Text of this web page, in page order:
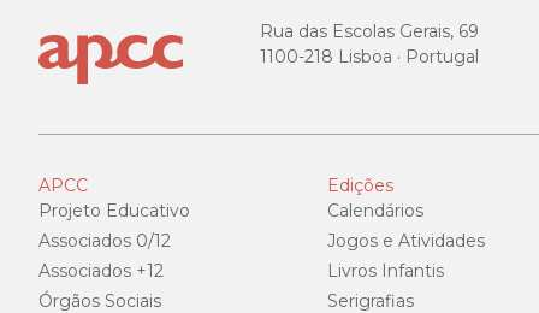
Rua das Escolas Gerais, 69
1100-218 Lisboa · Portugal
APCC
Projeto Educativo
Associados 0/12
Associados +12
Órgãos Sociais
Edições
Calendários
Jogos e Atividades
Livros Infantis
Serigrafias